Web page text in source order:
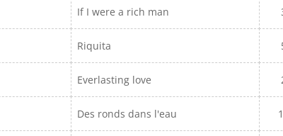
If I were a rich man
Riquita
Everlasting love
Des ronds dans l'eau